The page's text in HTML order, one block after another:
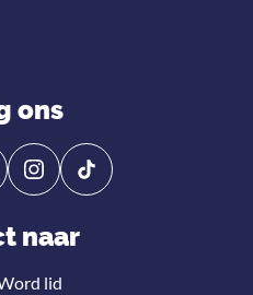
ons
naar
lid